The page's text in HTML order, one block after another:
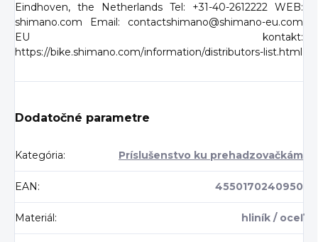
Eindhoven, the Netherlands Tel: +31-40-2612222 WEB:
shimano.com Email: contactshimano@shimano-eu.com
EU kontakt:
https://bike.shimano.com/information/distributors-list.html
Dodatočné parametre
Kategória: Príslušenstvo ku prehadzovačkám
EAN : 4550170240950
Materiál : hliník / oceľ